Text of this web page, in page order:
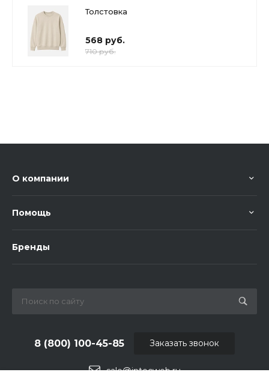
Толстовка
568 руб.
710 руб.
О компании
Помощь
Бренды
sale@intecweb.ru
8 (800) 100-45-85 Заказать звонок